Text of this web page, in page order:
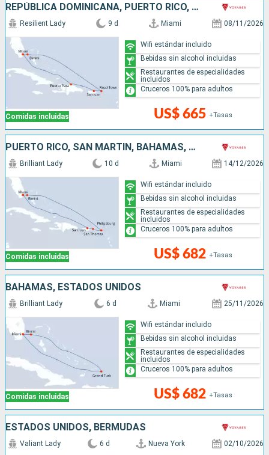
REPÚBLICA DOMINICANA, PUERTO RICO, BAHAMAS, ESTADOS UNIDOS
Comidas incluidas
Resilient Lady 9 d Miami 08/11/2026
US$ 665 +Tasas
Wifi estándar incluido
Bebidas sin alcohol incluidas
Restaurantes de especialidades
incluidos
Cruceros 100% para adultos
PUERTO RICO, SAN MARTÍN, BAHAMAS, ESTADOS UNIDOS
Comidas incluidas
Brilliant Lady 10 d Miami 14/12/2026
US$ 682 +Tasas
Wifi estándar incluido
Bebidas sin alcohol incluidas
Restaurantes de especialidades
incluidos
Cruceros 100% para adultos
BAHAMAS, ESTADOS UNIDOS
Comidas incluidas
Brilliant Lady 6 d Miami 25/11/2026
US$ 682 +Tasas
Wifi estándar incluido
Bebidas sin alcohol incluidas
Restaurantes de especialidades
incluidos
Cruceros 100% para adultos
ESTADOS UNIDOS, BERMUDAS
Valiant Lady 6 d Nueva York 02/10/2026